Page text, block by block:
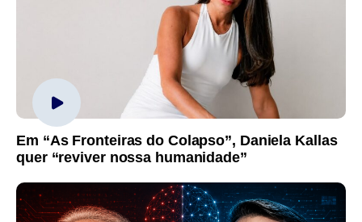
Em “As Fronteiras do Colapso”, Daniela Kallas
quer “reviver nossa humanidade”